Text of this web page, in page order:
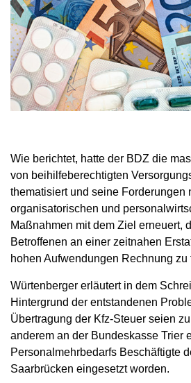
Wie berichtet, hatte der BDZ die
von beihilfeberechtigten
thematisiert und seine Forderungen
organisatorischen und
Maßnahmen mit dem Ziel erneuert,
Betroffenen an einer zeitnahen
hohen Aufwendungen Rechnung zu
Würtenberger erläutert in dem
Hintergrund der entstandenen
Übertragung der Kfz-Steuer seien
anderem an der Bundeskasse Trier
Personalmehrbedarfs Beschäftigte
Saarbrücken eingesetzt worden.